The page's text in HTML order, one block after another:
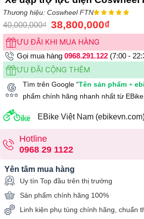
Thương hiệu: Coswheel FTN    
40,000,000₫ 38,800,000₫
ƯU ĐÃI KHI MUA HÀNG
Gọi mua hàng 0968.291.122(7:00 -
ƯU ĐÃI CỘNG THÊM
Tìm trên Google “Tên sản phẩm +
phẩm chính hãng nhanh nhất từ
EBike Việt Nam
Hotline
0968 29 1122
Yên tâm mua hàng
Uy tín Top đầu trên thị trường
Sản phẩm chính hãng 100%
Linh kiện phụ tùng chính hãng, chuẩn